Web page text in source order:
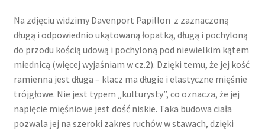
Regulamin
Sklep
Zakup
Na zdjęciu widzimy Davenport Papillon z zaznaczoną
długą i odpowiednio ukątowaną łopatką, długą i pochyloną
do przodu kością udową i pochyloną pod niewielkim kątem
miednicą (więcej wyjaśniam w cz.2). Dzięki temu, że jej kość
ramienna jest długa – klacz ma długie i elastyczne mięśnie
trójgłowe. Nie jest typem „kulturysty”, co oznacza, że jej
napięcie mięśniowe jest dość niskie. Taka budowa ciała
pozwala jej na szeroki zakres ruchów w stawach, dzięki